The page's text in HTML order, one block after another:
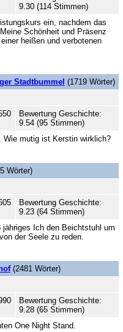
9.30 (114 Stimmen)
ein, nachdem das
Schönheit und Präsenz
heißen und verbotenen
Stadtbummel (1719 Wörter)
Bewertung Geschichte:
9.54 (95 Stimmen)
Wie mutig ist Kerstin wirklich?
Wörter)
Bewertung Geschichte:
9.23 (64 Stimmen)
jähriges Ich den Beichtstuhl um
der Seele zu reden.
(2481 Wörter)
Bewertung Geschichte:
9.28 (65 Stimmen)
One Night Stand.